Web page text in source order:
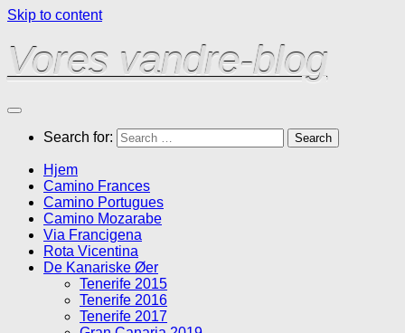
Skip to content
Vores vandre-blog
Search for:
Hjem
Camino Frances
Camino Portugues
Camino Mozarabe
Via Francigena
Rota Vicentina
De Kanariske Øer
Tenerife 2015
Tenerife 2016
Tenerife 2017